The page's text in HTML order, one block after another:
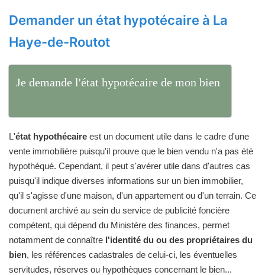
Demander un état hypotécaire à La
Haye-de-Routot
Je demande l'état hypotécaire de mon bien
L'état hypothécaire est un document utile dans le cadre d'une
vente immobilière puisqu'il prouve que le bien vendu n'a pas été
hypothéqué. Cependant, il peut s'avérer utile dans d'autres cas
puisqu'il indique diverses informations sur un bien immobilier,
qu'il s'agisse d'une maison, d'un appartement ou d'un terrain. Ce
document archivé au sein du service de publicité foncière
compétent, qui dépend du Ministère des finances, permet
notamment de connaître l'identité du ou des propriétaires du
bien, les références cadastrales de celui-ci, les éventuelles
servitudes, réserves ou hypothèques concernant le bien...